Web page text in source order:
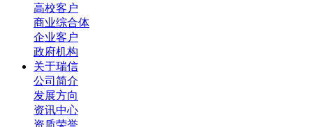
高校客户
商业综合体
企业客户
政府机构
关于瑞信
公司简介
发展方向
资讯中心
资质荣誉